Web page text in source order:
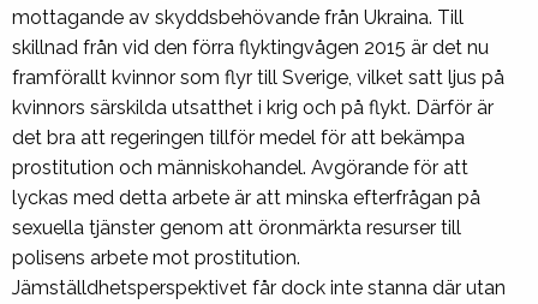
mottagande av skyddsbehövande från Ukraina. Till
skillnad från vid den förra flyktingvågen 2015 är det nu
framförallt kvinnor som flyr till Sverige, vilket satt ljus på
kvinnors särskilda utsatthet i krig och på flykt. Därför är
det bra att regeringen tillför medel för att bekämpa
prostitution och människohandel. Avgörande för att
lyckas med detta arbete är att minska efterfrågan på
sexuella tjänster genom att öronmärkta resurser till
polisens arbete mot prostitution.
Jämställdhetsperspektivet får dock inte stanna där utan